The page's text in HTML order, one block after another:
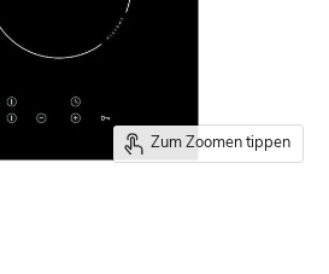
Zum Zoomen tippen